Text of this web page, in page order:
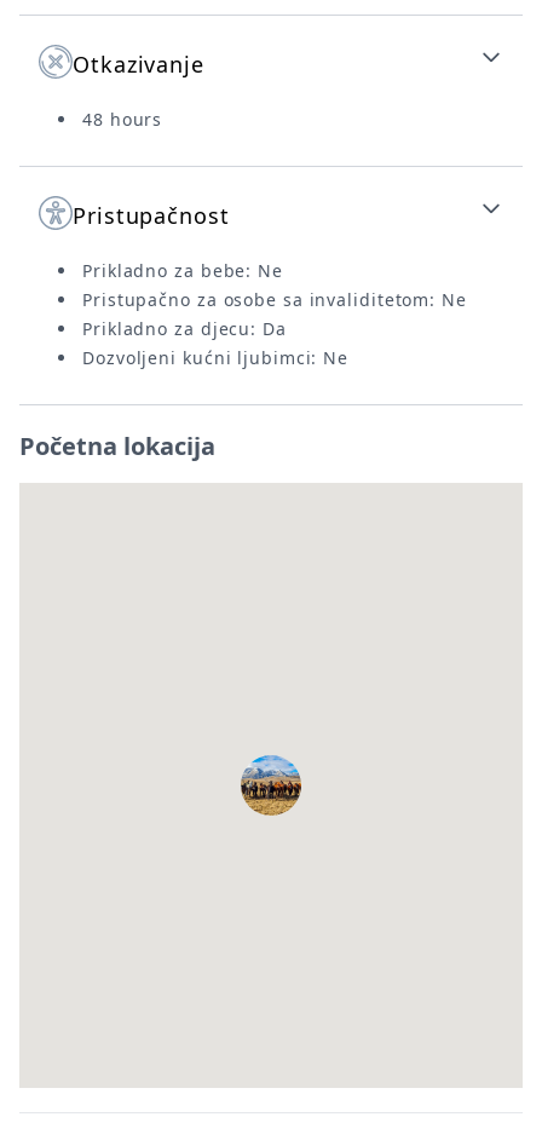
Otkazivanje
48 hours
Pristupačnost
Prikladno za bebe: Ne
Pristupačno za osobe sa invaliditetom: Ne
Prikladno za djecu: Da
Dozvoljeni kućni ljubimci: Ne
Početna lokacija